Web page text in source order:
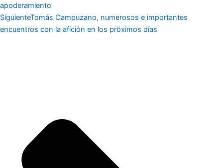
apoderamiento
SiguienteTomás Campuzano, numerosos e importantes
encuentros con la afición en los próximos días